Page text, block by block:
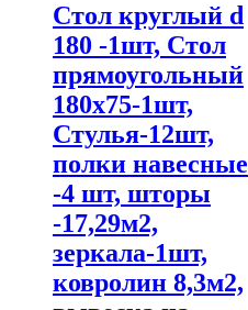
Стол круглый d
180 -1шт, Стол
прямоугольный
180х75-1шт,
Стулья-12шт,
полки навесные
-4 шт, шторы
-17,29м2,
зеркала-1шт,
ковролин 8,3м2,